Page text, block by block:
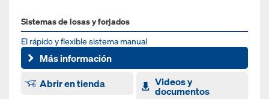
Sistemas de losas y forjados
El rápido y flexible sistema manual
Más información
Abrir en tienda
Videos y
documentos